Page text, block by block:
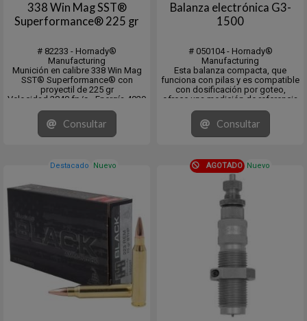
338 Win Mag SST®
Superformance® 225 gr
# 82233 - Hornady®
Manufacturing
Munición en calibre 338 Win Mag
SST® Superformance® con
proyectil de 225 gr
Velocidad 2840 fp/s - Energía 4029
fps/lb
DS: .281 - CB: .515 (G1)
Large Game 300-1500 lbs
Dangerous Game
Consultar
Balanza electrónica G3-
1500
# 050104 - Hornady®
Manufacturing
Esta balanza compacta, que
funciona con pilas y es compatible
con dosificación por goteo,
ofrece una medición de referencia
máxima de 1500 granos.
A diferencia de otras balanzas del
mercado,
cuenta con una celda de carga de
1/10...
Consultar
Destacado Nuevo AGOTADO Nuevo